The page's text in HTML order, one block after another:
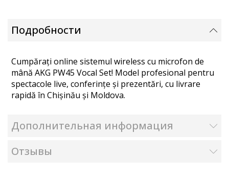
Подробности
Cumpărați online sistemul wireless cu microfon de
mână AKG PW45 Vocal Set! Model profesional pentru
spectacole live, conferințe și prezentări, cu livrare
rapidă în Chișinău și Moldova.
Дополнительная информация
Отзывы